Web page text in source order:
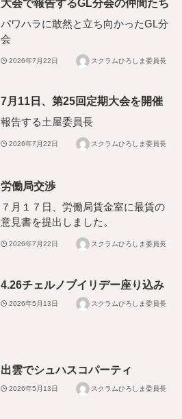
大会で報告するGL分会の仲間たち
パワハラに敢然と立ち向かったGL分
会
2026年7月22日 スクラムひろしま委員長
7月11日、第25回定期大会を開催
報告する土屋委員長
2026年7月22日 スクラムひろしま委員長
労働局交渉
７月１７日、労働局賃金室に最賃の
意見書を提出しました。
2026年7月22日 スクラムひろしま委員長
4.26チェルノブイリデー座り込み
2026年5月13日 スクラムひろしま委員長
出雲でシュハスコパーティ
2026年5月13日 スクラムひろしま委員長